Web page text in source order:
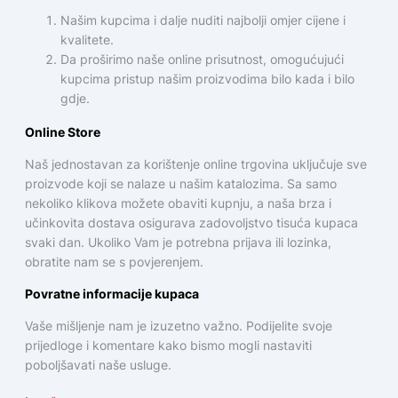
Našim kupcima i dalje nuditi najbolji omjer cijene i
kvalitete.
Da proširimo naše online prisutnost, omogućujući
kupcima pristup našim proizvodima bilo kada i bilo
gdje.
Online Store
Naš jednostavan za korištenje online trgovina uključuje sve
proizvode koji se nalaze u našim katalozima. Sa samo
nekoliko klikova možete obaviti kupnju, a naša brza i
učinkovita dostava osigurava zadovoljstvo tisuća kupaca
svaki dan. Ukoliko Vam je potrebna prijava ili lozinka,
obratite nam se s povjerenjem.
Povratne informacije kupaca
Vaše mišljenje nam je izuzetno važno. Podijelite svoje
prijedloge i komentare kako bismo mogli nastaviti
poboljšavati naše usluge.